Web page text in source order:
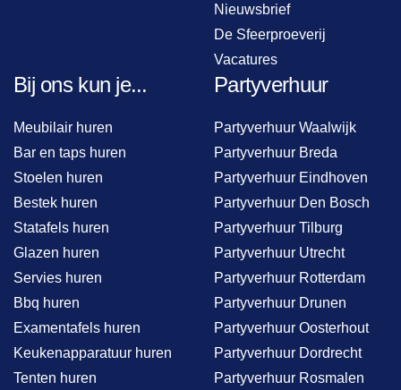
Nieuwsbrief
De Sfeerproeverij
Vacatures
Bij ons kun je...
Meubilair huren
Bar en taps huren
Stoelen huren
Bestek huren
Statafels huren
Glazen huren
Servies huren
Bbq huren
Examentafels huren
Keukenapparatuur huren
Tenten huren
Partyverhuur
Partyverhuur Waalwijk
Partyverhuur Breda
Partyverhuur Eindhoven
Partyverhuur Den Bosch
Partyverhuur Tilburg
Partyverhuur Utrecht
Partyverhuur Rotterdam
Partyverhuur Drunen
Partyverhuur Oosterhout
Partyverhuur Dordrecht
Partyverhuur Rosmalen